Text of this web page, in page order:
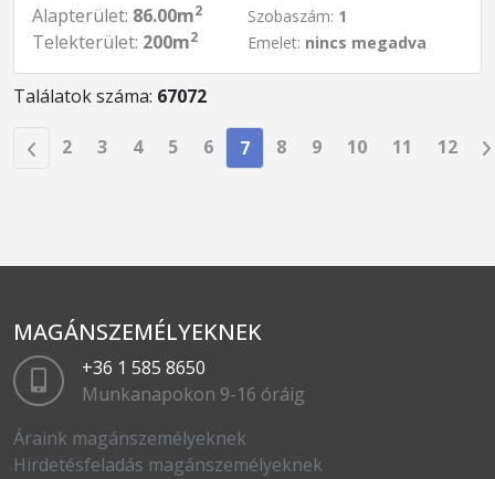
Alapterület: 86.00m2
Telekterület: 200m2
Szobaszám: 1
Emelet: nincs megadva
Találatok száma: 67072
2 3 4 5 6 7 8 9 10 11 12
MAGÁNSZEMÉLYEKNEK
+36 1 585 8650
Munkanapokon 9-16 óráig
Áraink magánszemélyeknek
Hirdetésfeladás magánszemélyeknek